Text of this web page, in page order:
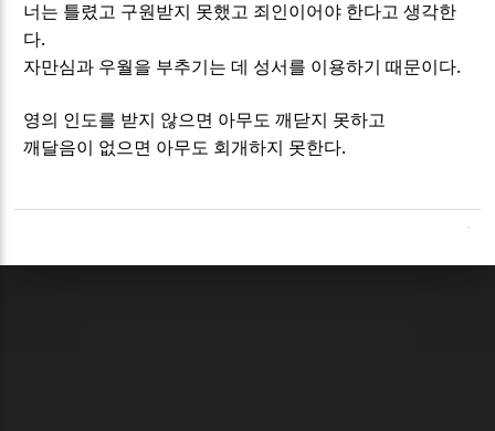
너는 틀렸고 구원받지 못했고 죄인이어야 한다고 생각한
다.
자만심과 우월을 부추기는 데 성서를 이용하기 때문이다.
영의 인도를 받지 않으면 아무도 깨닫지 못하고
깨달음이 없으면 아무도 회개하지 못한다.